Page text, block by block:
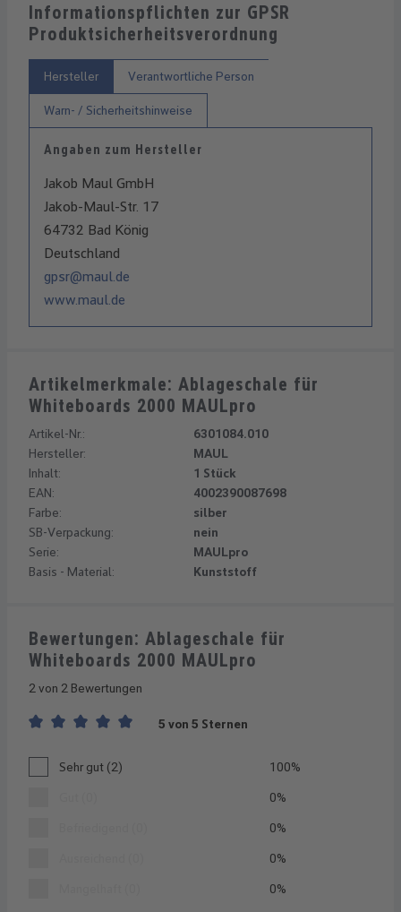
Informationspflichten zur GPSR
Produktsicherheitsverordnung
Hersteller Verantwortliche Person
Warn- / Sicherheitshinweise
Angaben zum Hersteller
Jakob Maul GmbH
Jakob-Maul-Str. 17
64732 Bad König
Deutschland
gpsr@maul.de
www.maul.de
Artikelmerkmale: Ablageschale für
Whiteboards 2000 MAULpro
Artikel-Nr.:
6301084.010
Hersteller:
MAUL
Inhalt:
1 Stück
EAN:
4002390087698
Farbe:
silber
SB-Verpackung:
nein
Serie:
MAULpro
Basis - Material:
Kunststoff
Bewertungen: Ablageschale für
Whiteboards 2000 MAULpro
2 von 2 Bewertungen
5 von 5 Sternen
Sehr gut (2) 100%
0%
0%
0%
0%